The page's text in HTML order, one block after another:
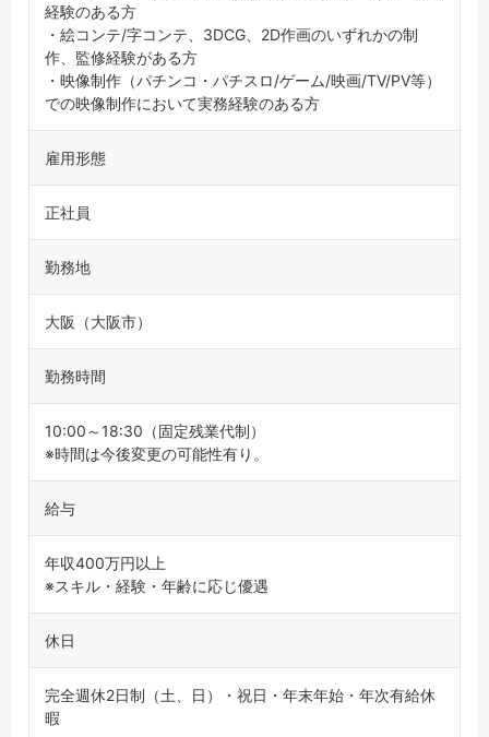
経験のある方
・絵コンテ/字コンテ、3DCG、2D作画のいずれかの制
作、監修経験がある方
・映像制作（パチンコ・パチスロ/ゲーム/映画/TV/PV等）
での映像制作において実務経験のある方
雇用形態
正社員
勤務地
大阪（大阪市）
勤務時間
10:00～18:30（固定残業代制）
※時間は今後変更の可能性有り。
給与
年収400万円以上
※スキル・経験・年齢に応じ優遇
休日
完全週休2日制（土、日）・祝日・年末年始・年次有給休
暇